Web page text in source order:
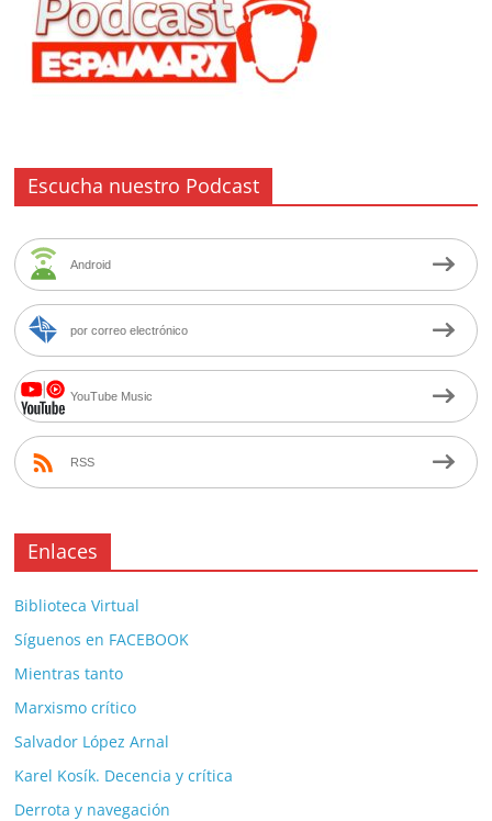
Escucha nuestro Podcast
Android
por correo electrónico
YouTube Music
RSS
Enlaces
Biblioteca Virtual
Síguenos en FACEBOOK
Mientras tanto
Marxismo crítico
Salvador López Arnal
Karel Kosík. Decencia y crítica
Derrota y navegación